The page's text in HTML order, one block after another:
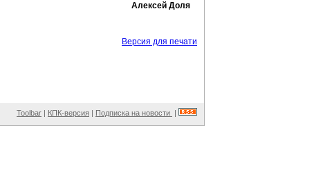
Алексей Доля
Версия для печати
Toolbar | КПК-версия | Подписка на новости |